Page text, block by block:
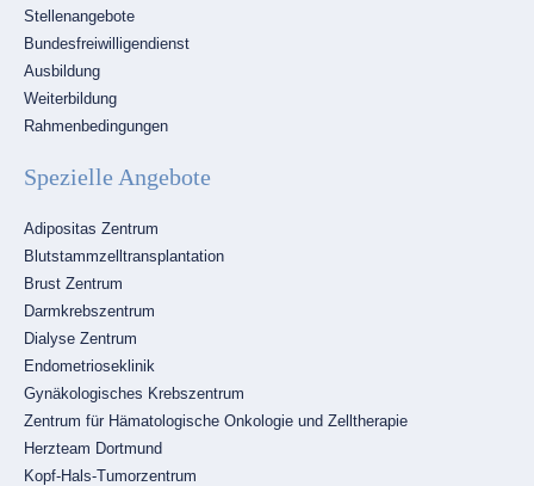
Navigation
überspringen
Stellenangebote
Bundesfreiwilligendienst
Ausbildung
Weiterbildung
Rahmenbedingungen
Spezielle Angebote
Navigation
überspringen
Adipositas Zentrum
Blutstammzelltransplantation
Brust Zentrum
Darmkrebszentrum
Dialyse Zentrum
Endometrioseklinik
Gynäkologisches Krebszentrum
Zentrum für Hämatologische Onkologie und Zelltherapie
Herzteam Dortmund
Kopf-Hals-Tumorzentrum